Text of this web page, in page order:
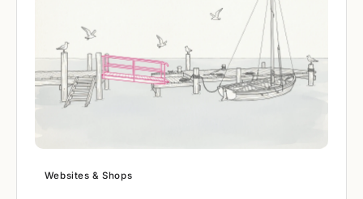
Websites & Shops